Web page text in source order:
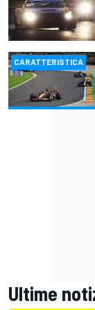
CARATTERISTICA
Ultime